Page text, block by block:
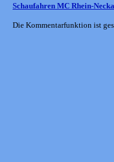
Schaufahren MC Rhein-
Die Kommentarfunktion ist